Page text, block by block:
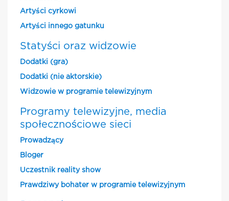
Artyści cyrkowi
Artyści innego gatunku
Statyści oraz widzowie
Dodatki (gra)
Dodatki (nie aktorskie)
Widzowie w programie telewizyjnym
Programy telewizyjne, media
społecznościowe sieci
Prowadzący
Bloger
Uczestnik reality show
Prawdziwy bohater w programie telewizyjnym